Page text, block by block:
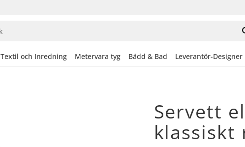
Textil och Inredning Metervara tyg Bädd & Bad Leverantör-Designer
Servett
klassiskt